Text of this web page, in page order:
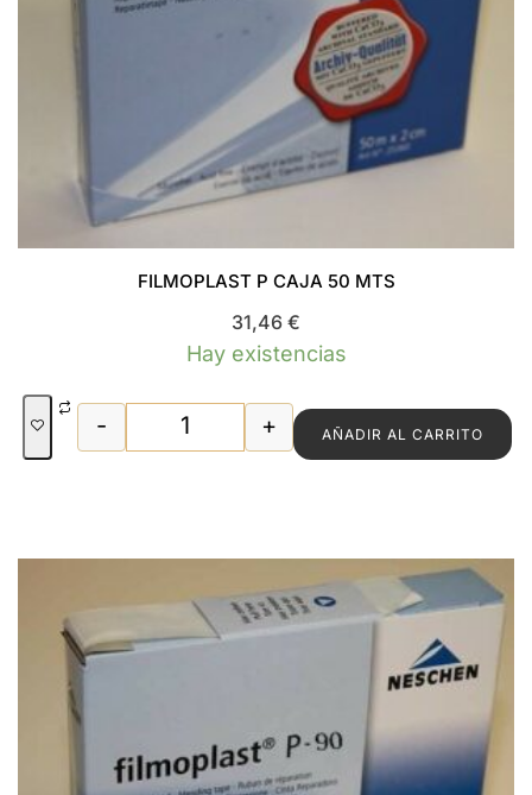
FILMOPLAST P CAJA 50 MTS
31,46 €
Hay existencias
FILMOPLAST P CAJA 50 MTS cantidad
- + AÑADIR AL CARRITO